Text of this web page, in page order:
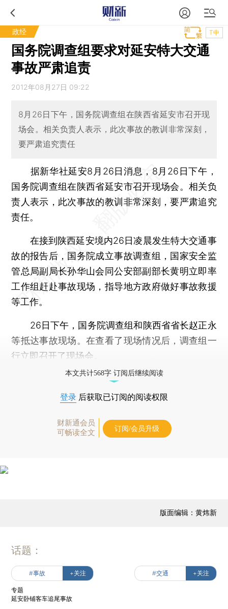
政经 T中
国务院调查组要求对延安特大交通
事故严肃追责
2012年08月27日 09:22
8月26日下午，国务院调查组在陕西省延安市召开现
场会。相关负责人表示，此次事故的教训非常深刻，
要严肃追究责任
据新华社延安8月26日消息，8月26日下午，
国务院调查组在陕西省延安市召开现场会。相关负
责人表示，此次事故的教训非常深刻，要严肃追究
责任。
在接到陕西延安境内26日凌晨发生特大交通事
故的报告后，国务院成立事故调查组，国家安全监
管总局副局长孙华山会同公安部副部长黄明立即率
工作组赶赴事故现场，指导地方政府做好事故救援
等工作。
26日下午，国务院调查组和陕西省省长赵正永
等抵达事故现场。在查看了现场情况后，调查组一
行立即召开了现场会。
本文共计568字 订阅后继续阅读
登录 后获取已订阅的阅读权限
财新通会员
可畅读全文
订阅/会员升级
版面编辑：黄炜新
话题：
#事故 +关注 #交通 +关注
专题
延安卧铺客车追尾事故